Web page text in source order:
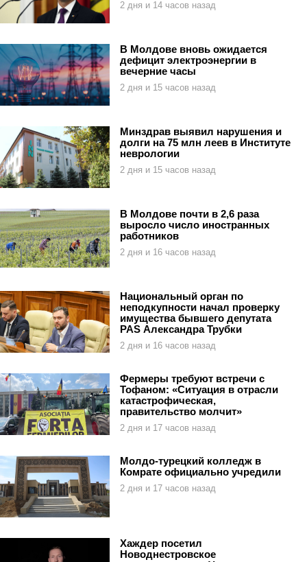
2 дня и 14 часов назад
В Молдове вновь ожидается
дефицит электроэнергии в
вечерние часы
2 дня и 15 часов назад
Минздрав выявил нарушения и
долги на 75 млн леев в Институте
неврологии
2 дня и 15 часов назад
В Молдове почти в 2,6 раза
выросло число иностранных
работников
2 дня и 16 часов назад
Национальный орган по
неподкупности начал проверку
имущества бывшего депутата
PAS Александра Трубки
2 дня и 16 часов назад
Фермеры требуют встречи с
Тофаном: «Ситуация в отрасли
катастрофическая,
правительство молчит»
2 дня и 17 часов назад
Молдо-турецкий колледж в
Комрате официально учредили
2 дня и 17 часов назад
Хаждер посетил
Новоднестровское